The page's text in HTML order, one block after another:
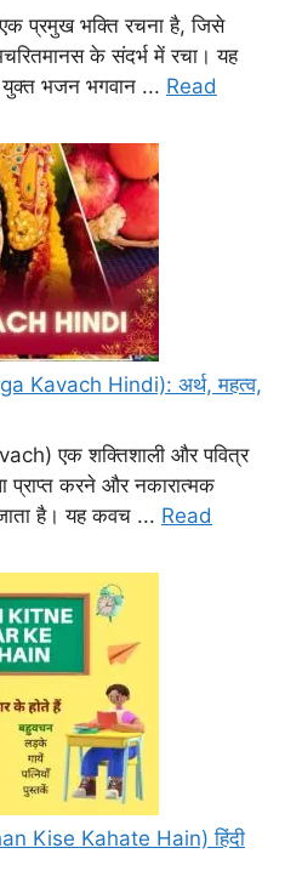
एक प्रमुख भक्ति रचना है, जिसे
के संदर्भ में रचा। यह
युक्त भजन भगवान ... Read
Kavach Hindi): अर्थ, महत्व,
एक शक्तिशाली और पवित्र
प्राप्त करने और नकारात्मक
जाता है। यह कवच ... Read
Kise Kahate Hain) हिंदी